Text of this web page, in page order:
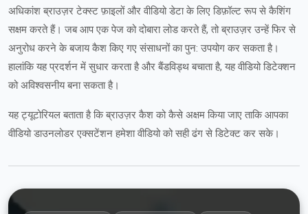
अधिकांश ब्राउज़र टेक्स्ट फ़ाइलों और वीडियो डेटा के लिए डिफ़ॉल्ट रूप से कैशिंग
सक्षम करते हैं। जब आप एक पेज को दोबारा लोड करते हैं, तो ब्राउज़र उन्हें फिर से
अनुरोध करने के बजाय कैश किए गए संसाधनों का पुन: उपयोग कर सकता है।
हालांकि यह प्रदर्शन में सुधार करता है और बैंडविड्थ बचाता है, यह वीडियो डिटेक्शन
को अविश्वसनीय बना सकता है।
यह ट्यूटोरियल बताता है कि ब्राउज़र कैश को कैसे अक्षम किया जाए ताकि आपका
वीडियो डाउनलोडर एक्सटेंशन हमेशा वीडियो को सही ढंग से डिटेक्ट कर सके।